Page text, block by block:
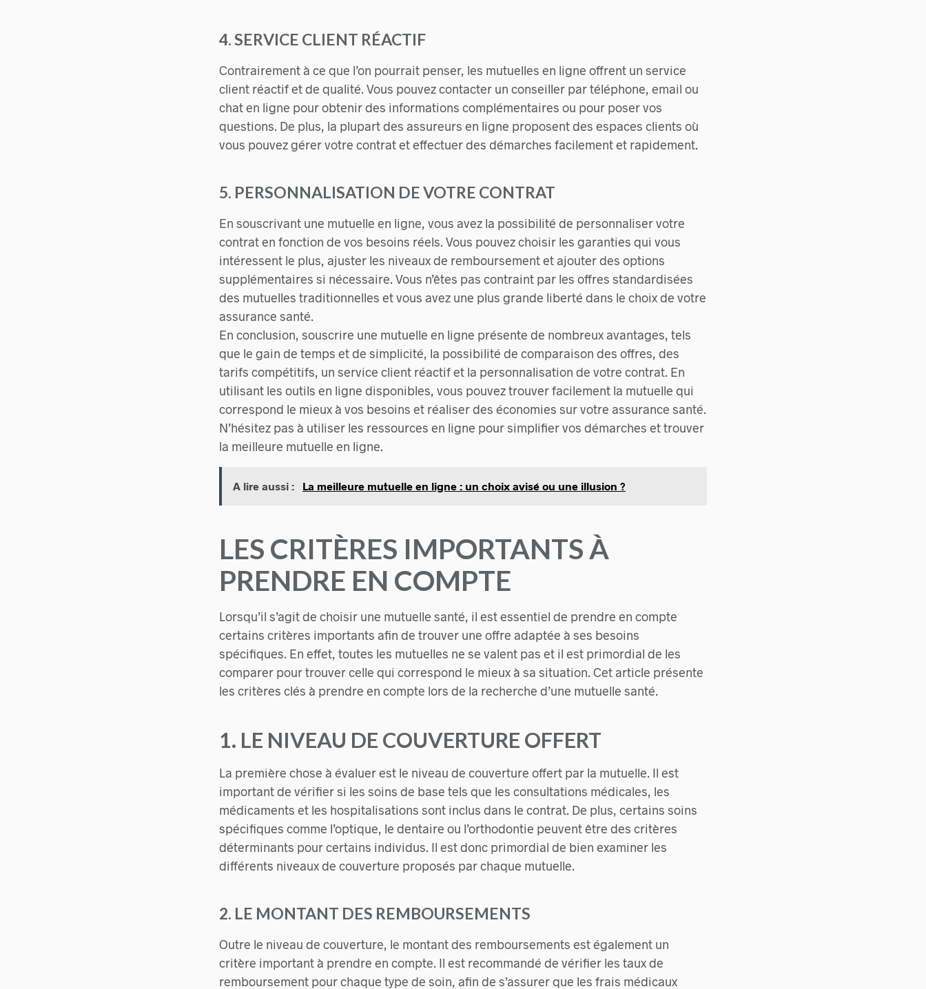
4. SERVICE CLIENT RÉACTIF
Contrairement à ce que l’on pourrait penser, les mutuelles en ligne offrent un service
client réactif et de qualité. Vous pouvez contacter un conseiller par téléphone, email ou
chat en ligne pour obtenir des informations complémentaires ou pour poser vos
questions. De plus, la plupart des assureurs en ligne proposent des espaces clients où
vous pouvez gérer votre contrat et effectuer des démarches facilement et rapidement.
5. PERSONNALISATION DE VOTRE CONTRAT
En souscrivant une mutuelle en ligne, vous avez la possibilité de personnaliser votre
contrat en fonction de vos besoins réels. Vous pouvez choisir les garanties qui vous
intéressent le plus, ajuster les niveaux de remboursement et ajouter des options
supplémentaires si nécessaire. Vous n’êtes pas contraint par les offres standardisées
des mutuelles traditionnelles et vous avez une plus grande liberté dans le choix de votre
assurance santé.
En conclusion, souscrire une mutuelle en ligne présente de nombreux avantages, tels
que le gain de temps et de simplicité, la possibilité de comparaison des offres, des
tarifs compétitifs, un service client réactif et la personnalisation de votre contrat. En
utilisant les outils en ligne disponibles, vous pouvez trouver facilement la mutuelle qui
correspond le mieux à vos besoins et réaliser des économies sur votre assurance santé.
N’hésitez pas à utiliser les ressources en ligne pour simplifier vos démarches et trouver
la meilleure mutuelle en ligne.
A lire aussi : La meilleure mutuelle en ligne : un choix avisé ou une illusion ?
LES CRITÈRES IMPORTANTS À
PRENDRE EN COMPTE
Lorsqu’il s’agit de choisir une mutuelle santé, il est essentiel de prendre en compte
certains critères importants afin de trouver une offre adaptée à ses besoins
spécifiques. En effet, toutes les mutuelles ne se valent pas et il est primordial de les
comparer pour trouver celle qui correspond le mieux à sa situation. Cet article présente
les critères clés à prendre en compte lors de la recherche d’une mutuelle santé.
1. LE NIVEAU DE COUVERTURE OFFERT
La première chose à évaluer est le niveau de couverture offert par la mutuelle. Il est
important de vérifier si les soins de base tels que les consultations médicales, les
médicaments et les hospitalisations sont inclus dans le contrat. De plus, certains soins
spécifiques comme l’optique, le dentaire ou l’orthodontie peuvent être des critères
déterminants pour certains individus. Il est donc primordial de bien examiner les
différents niveaux de couverture proposés par chaque mutuelle.
2. LE MONTANT DES REMBOURSEMENTS
Outre le niveau de couverture, le montant des remboursements est également un
critère important à prendre en compte. Il est recommandé de vérifier les taux de
remboursement pour chaque type de soin, afin de s’assurer que les frais médicaux